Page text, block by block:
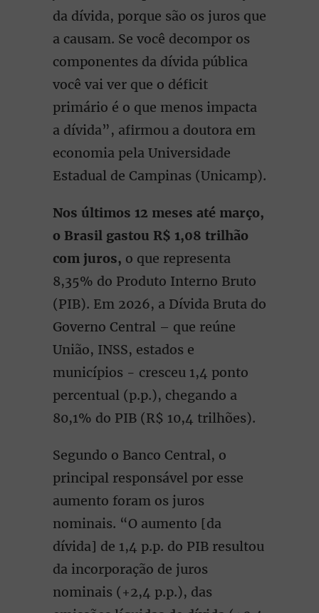
da dívida, porque são os juros que
a causam. Se você decompor os
componentes da dívida pública
você vai ver que o déficit
primário é o que menos impacta
a dívida”, afirmou a doutora em
economia pela Universidade
Estadual de Campinas (Unicamp).
Nos últimos 12 meses até março,
o Brasil gastou R$ 1,08 trilhão
com juros, o que representa
8,35% do Produto Interno Bruto
(PIB). Em 2026, a Dívida Bruta do
Governo Central – que reúne
União, INSS, estados e
municípios - cresceu 1,4 ponto
percentual (p.p.), chegando a
80,1% do PIB (R$ 10,4 trilhões).
Segundo o Banco Central, o
principal responsável por esse
aumento foram os juros
nominais. “O aumento [da
dívida] de 1,4 p.p. do PIB resultou
da incorporação de juros
nominais (+2,4 p.p.), das